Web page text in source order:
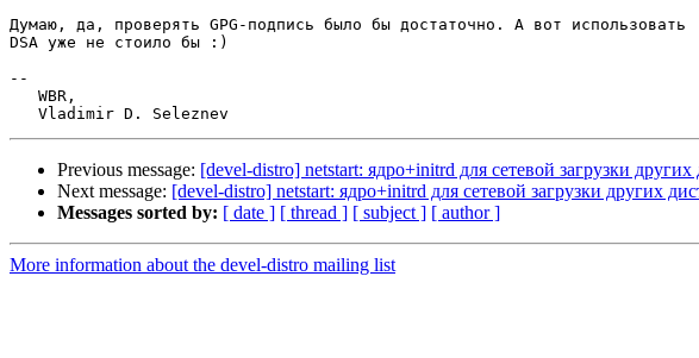
Думаю, да, проверять GPG-подпись было бы достаточно. А вот использовать
DSA уже не стоило бы :)
--
   WBR,
Previous message: [devel-distro] netstart: ядро+initrd для сетевой загрузки других
Next message: [devel-distro] netstart: ядро+initrd для сетевой загрузки других
Messages sorted by: [ date ] [ thread ] [ subject ] [ author ]
More information about the devel-distro mailing list